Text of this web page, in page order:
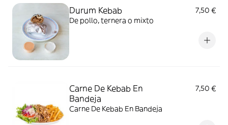
Durum Kebab
7,50 €
De pollo, ternera o mixto
Carne De Kebab En
Bandeja
7,50 €
Carne De Kebab En Bandeja